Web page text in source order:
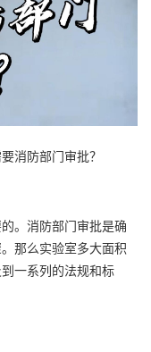
消防部门审批？
。消防部门审批是确
那么实验室多大面积
一系列的法规和标